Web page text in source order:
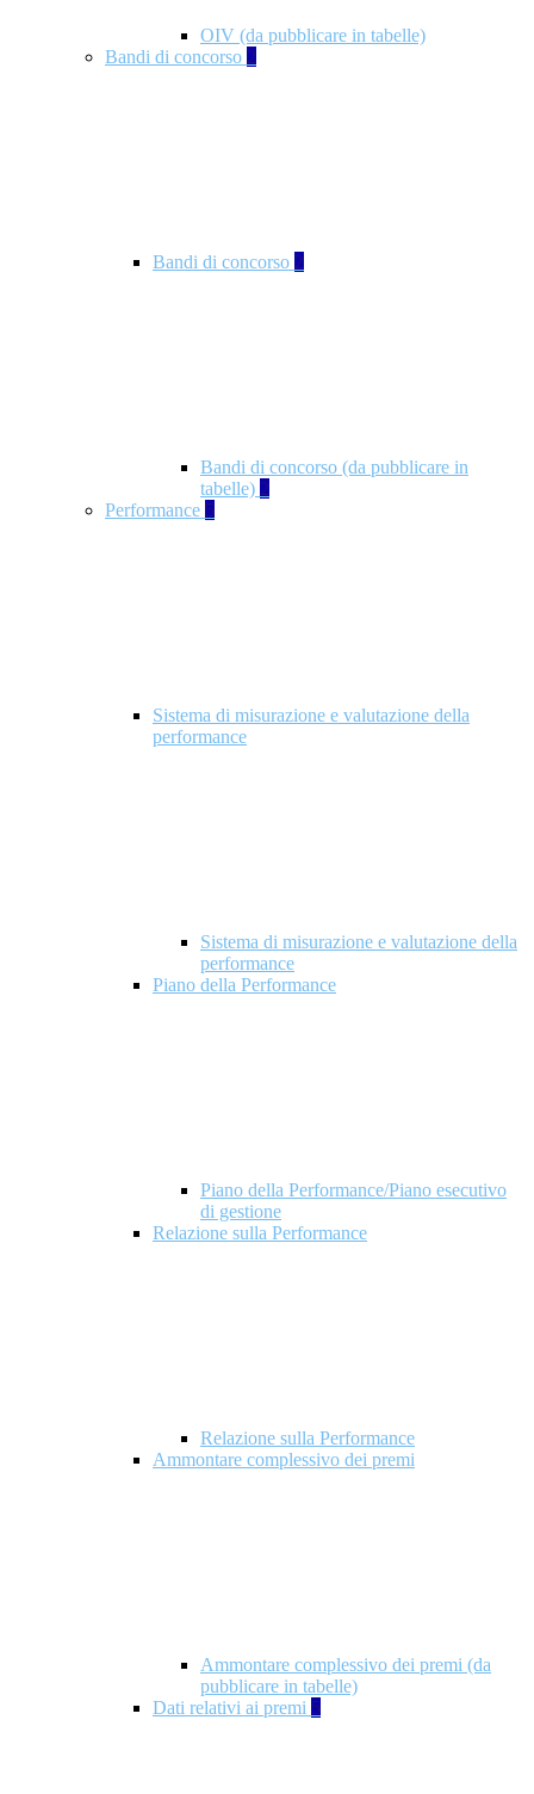
OIV (da pubblicare in tabelle)
Bandi di concorso 2
Bandi di concorso 2
Bandi di concorso (da pubblicare in
tabelle) 2
Performance 5
Sistema di misurazione e valutazione della
performance
Sistema di misurazione e valutazione della
performance
Piano della Performance
Piano della Performance/Piano esecutivo
di gestione
Relazione sulla Performance
Relazione sulla Performance
Ammontare complessivo dei premi
Ammontare complessivo dei premi (da
pubblicare in tabelle)
Dati relativi ai premi 5